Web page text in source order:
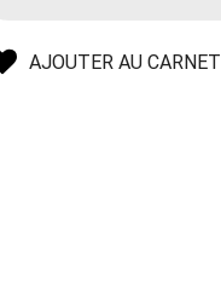
AJOUTER AU CARNET